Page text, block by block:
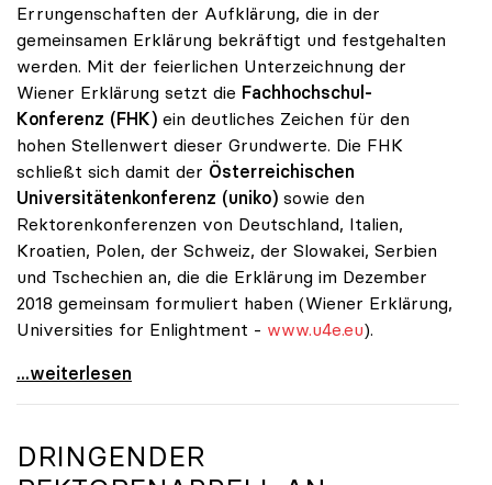
Errungenschaften der Aufklärung, die in der
gemeinsamen Erklärung bekräftigt und festgehalten
werden. Mit der feierlichen Unterzeichnung der
Wiener Erklärung setzt die Fachhochschul-
Konferenz (FHK) ein deutliches Zeichen für den
hohen Stellenwert dieser Grundwerte. Die FHK
schließt sich damit der Österreichischen
Universitätenkonferenz (uniko) sowie den
Rektorenkonferenzen von Deutschland, Italien,
Kroatien, Polen, der Schweiz, der Slowakei, Serbien
und Tschechien an, die die Erklärung im Dezember
2018 gemeinsam formuliert haben (Wiener Erklärung,
Universities for Enlightment - www.u4e.eu).
Unis und FH setzen Zeichen für Grundwerte des
...weiterlesen
DRINGENDER